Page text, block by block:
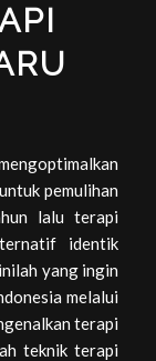
pemulihan
lalu terapi
identik
yang ingin
melalui
terapi
teknik terapi